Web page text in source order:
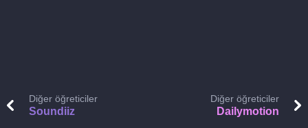
Diğer öğreticiler
Soundiiz
Diğer öğreticiler
Dailymotion